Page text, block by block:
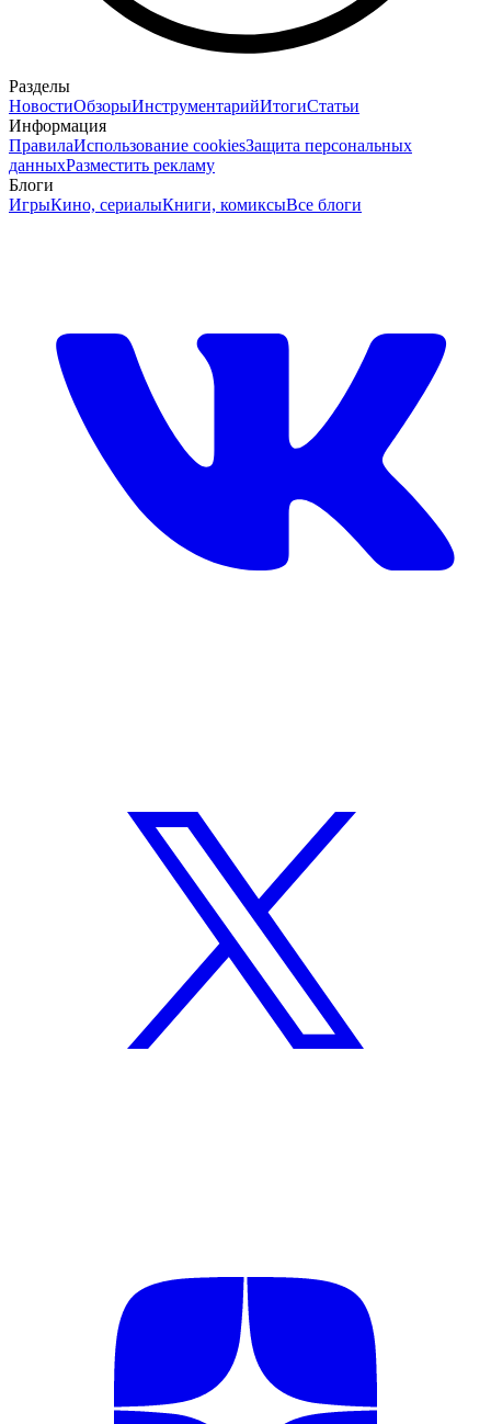
Разделы
НовостиОбзорыИнструментарийИтогиСтатьи
Информация
ПравилаИспользование cookiesЗащита персональных
данныхРазместить рекламу
Блоги
ИгрыКино, сериалыКниги, комиксыВсе блоги